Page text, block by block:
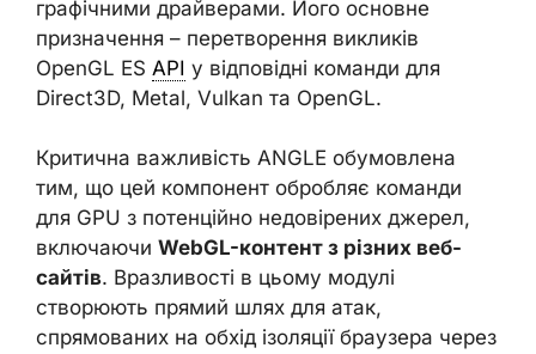
графічними драйверами. Його основне
призначення – перетворення викликів
OpenGL ES API у відповідні команди для
Direct3D, Metal, Vulkan та OpenGL.
Критична важливість ANGLE обумовлена
тим, що цей компонент обробляє команди
для GPU з потенційно недовірених джерел,
включаючи WebGL-контент з різних веб-
сайтів. Вразливості в цьому модулі
створюють прямий шлях для атак,
спрямованих на обхід ізоляції браузера через